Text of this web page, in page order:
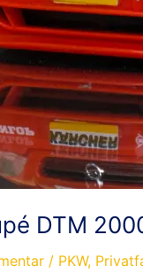
DTM
/ PKW,